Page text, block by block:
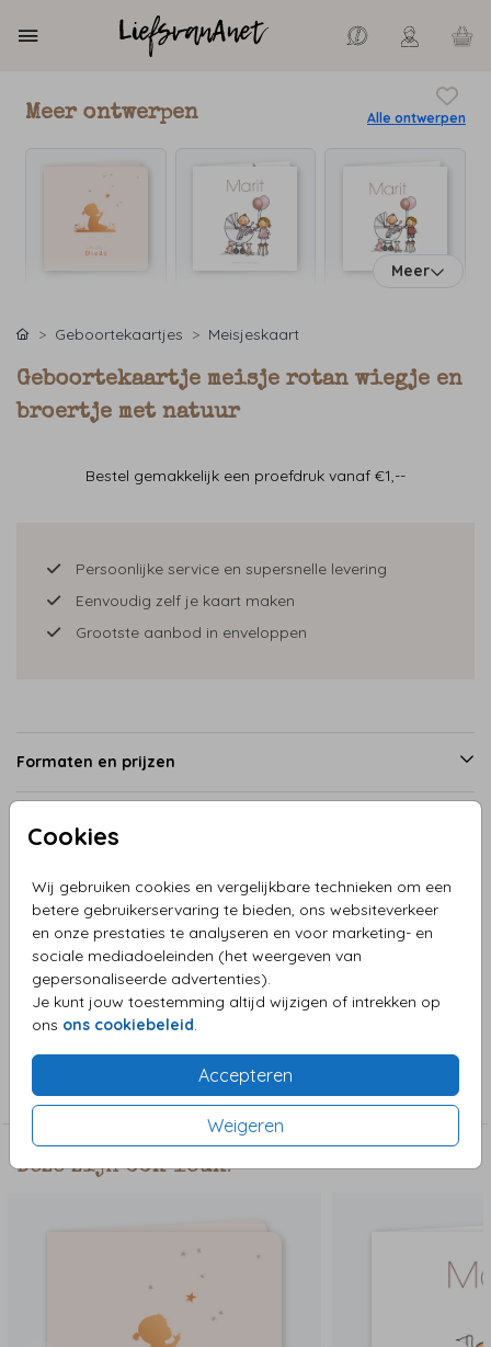
Cookies
Wij gebruiken cookies en vergelijkbare technieken om een
betere gebruikerservaring te bieden, ons websiteverkeer
en onze prestaties te analyseren en voor marketing- en
sociale mediadoeleinden (het weergeven van
gepersonaliseerde advertenties).
Je kunt jouw toestemming altijd wijzigen of intrekken op
ons ons cookiebeleid
Accepteren
Weigeren
Meer ontwerpen Alle ontwerpen
Meer
Geboortekaartjes Meisjeskaart
Geboortekaartje meisje rotan wiegje en
broertje met natuur
Bestel gemakkelijk een proefdruk vanaf €1,--
Persoonlijke service en supersnelle levering
Eenvoudig zelf je kaart maken
Grootste aanbod in enveloppen
Formaten en prijzen
Productinformatie
Omschrijving
Geboortekaartje meisje rotan wiegje en broertje met
natuur, vlinder, libelle en vele bloemen zorgen voor een
vrolijke kaart.
Collectie
Meisjeskaart
Deze zijn ook leuk!